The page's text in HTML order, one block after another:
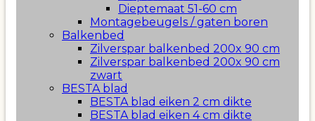
Dieptemaat 51-60 cm
Montagebeugels / gaten boren
Balkenbed
Zilverspar balkenbed 200x 90 cm
Zilverspar balkenbed 200x 90 cm
zwart
BESTA blad
BESTA blad eiken 2 cm dikte
BESTA blad eiken 4 cm dikte